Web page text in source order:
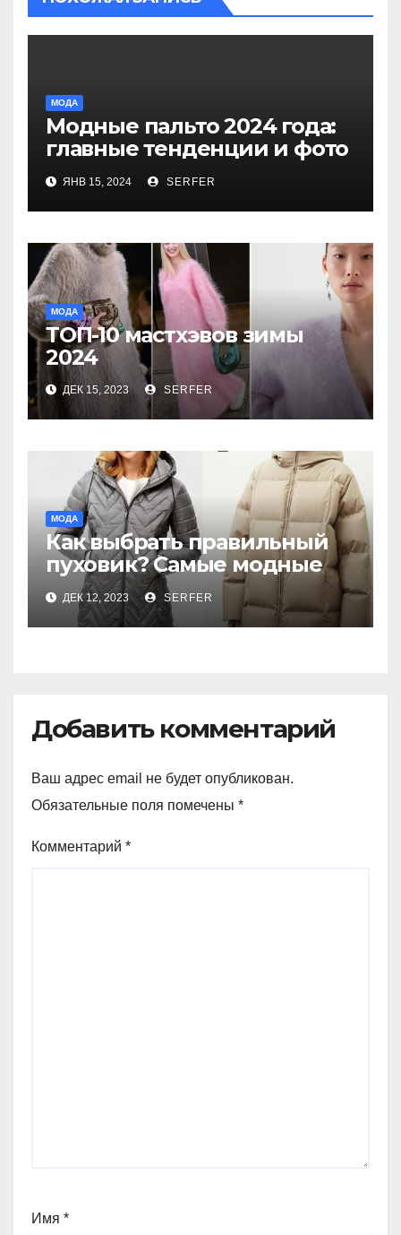
МОДА
Модные пальто 2024 года:
главные тенденции и фото
новинок
ЯНВ 15, 2024 SERFER
МОДА
ТОП-10 мастхэвов зимы
2024
ДЕК 15, 2023 SERFER
МОДА
Как выбрать правильный
пуховик? Самые модные
куртки и пуховики сезона
ДЕК 12, 2023 SERFER
Добавить комментарий
Ваш адрес email не будет опубликован.
Обязательные поля помечены *
Комментарий *
Имя *